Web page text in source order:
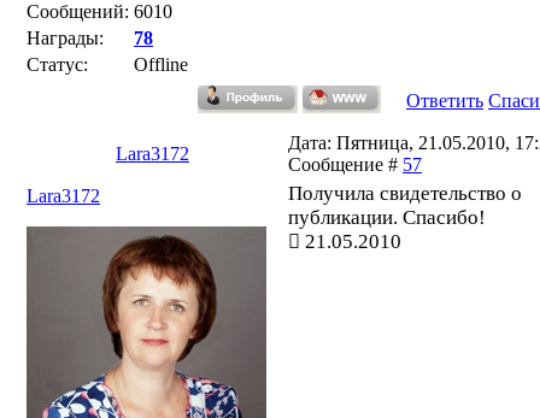
Сообщений: 6010
Награды:
78
Статус:
Offline
Ответить
Lara3172
Дата: Пятница, 21.05.2010,
Сообщение # 57
Lara3172
Получила свидетельство о
публикации. Спасибо!
21.05.2010